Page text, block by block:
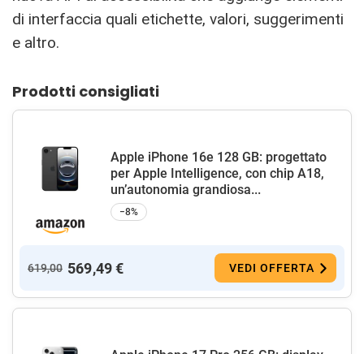
di interfaccia quali etichette, valori, suggerimenti
e altro.
Prodotti consigliati
Apple iPhone 16e 128 GB: progettato
per Apple Intelligence, con chip A18,
un’autonomia grandiosa...
−8%
619,00 569,49 € VEDI OFFERTA